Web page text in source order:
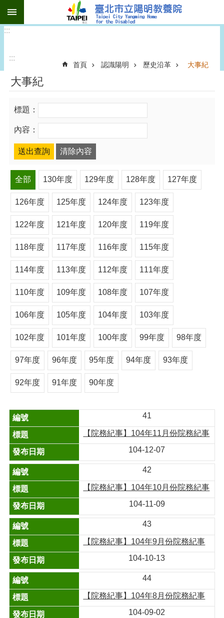
跳到主要內容區塊
:::
:::
首頁 認識陽明 歷史沿革 大事紀
大事紀
標題：
內容：
全部 130年度 129年度 128年度 127年度
126年度 125年度 124年度 123年度
122年度 121年度 120年度 119年度
118年度 117年度 116年度 115年度
114年度 113年度 112年度 111年度
110年度 109年度 108年度 107年度
106年度 105年度 104年度 103年度
102年度 101年度 100年度 99年度 98年度
97年度 96年度 95年度 94年度 93年度
92年度 91年度 90年度
41
【院務紀事】104年11月份院務紀事
104-12-07
42
【院務紀事】104年10月份院務紀事
104-11-09
43
【院務紀事】104年9月份院務紀事
104-10-13
44
【院務紀事】104年8月份院務紀事
104-09-02